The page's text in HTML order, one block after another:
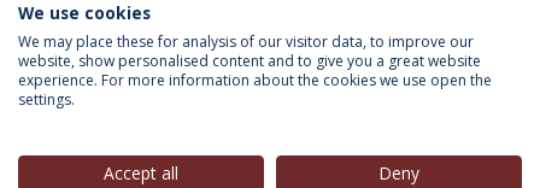
INFORMAÇÃO PARA
We use cookies
We may place these for analysis of our visitor data, to improve our
website, show personalised content and to give you a great website
experience. For more information about the cookies we use open the
settings.
Accept all Deny